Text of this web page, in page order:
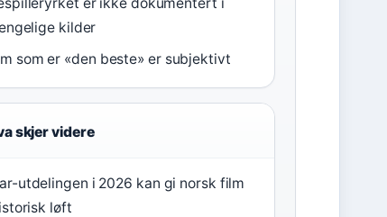
kilder
som er «den beste» er subjektivt
skjer videre
utdelingen i 2026 kan gi norsk film
løft